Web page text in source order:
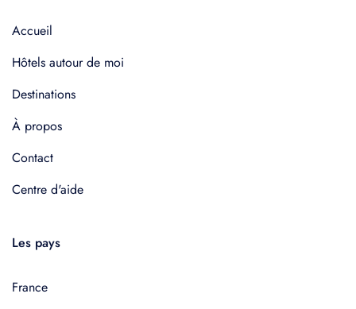
Accueil
Hôtels autour de moi
Destinations
À propos
Contact
Centre d'aide
Les pays
France